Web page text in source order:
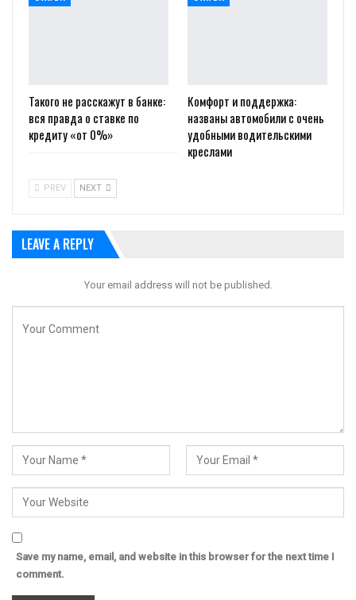
Такого не расскажут в банке:
вся правда о ставке по
кредиту «от 0%»
Комфорт и поддержка:
названы автомобили с очень
удобными водительскими
креслами
PREV NEXT
LEAVE A REPLY
Your email address will not be published.
Save my name, email, and website in this browser for the next time I
comment.